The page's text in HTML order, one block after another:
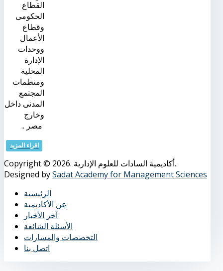
القطاع
الحكومى
وقطاع
الأعمال
ووحدات
الإدارة
المحلية
ومنظمات
المجتمع
المدنى داخل
وخارج
مصر ..
اقراء المزيد
Copyright © 2026. أكاديمية السادات للعلوم الإدارية.
Designed bySadat Academy for Management Sciences
الرئيسية
عن الأكاديمية
آخر الأخبار
الأسئلة الشائعة
التخصصات والمسارات
اتصل بنا